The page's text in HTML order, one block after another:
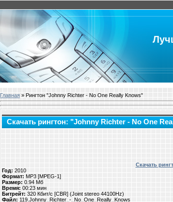
Главная » Рингтон "Johnny Richter - No One Really Knows"
Скачать рингтон: "Johnny Richter - No One
Скачать
Год: 2010
Формат: MP3 [MPEG-1]
Размер: 0.94 Мб
Время: 00:23 мин
Битрейт: 320 Кбит/с [CBR] (Joint stereo 44100Hz)
Файл: 119.Johnny_Richter_-_No_One_Really_Knows